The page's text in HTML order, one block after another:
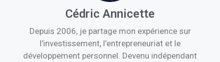
Cédric Annicette
Depuis 2006, je partage mon expérience sur
l’investissement, l’entrepreneuriat et le
développement personnel. Devenu indépendant